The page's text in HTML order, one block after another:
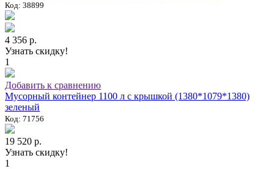
Код: 38899
4 356 р.
Узнать скидку!
1
Добавить к сравнению
Мусорный контейнер 1100 л с крышкой (1380*1079*1380)
зеленый
Код: 71756
19 520 р.
Узнать скидку!
1